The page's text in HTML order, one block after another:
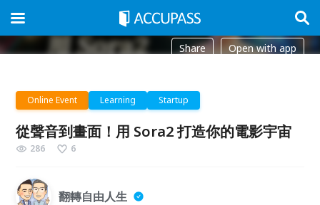
Share Open with app
Online Event Learning Startup
從聲音到畫面！用 Sora2 打造你的電影宇宙
286 6
翻轉自由人生